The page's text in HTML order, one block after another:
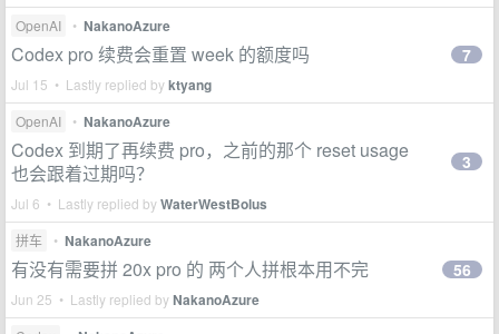
OpenAI • NakanoAzure
Codex pro 续费会重置 week 的额度吗
Jul 15 • Lastly replied byktyang
7
OpenAI • NakanoAzure
Codex 到期了再续费 pro，之前的那个 reset usage
也会跟着过期吗？
Jul 6 • Lastly replied byWaterWestBolus
3
拼车 • NakanoAzure
有没有需要拼 20x pro 的 两个人拼根本用不完
Jun 25 • Lastly replied byNakanoAzure
56